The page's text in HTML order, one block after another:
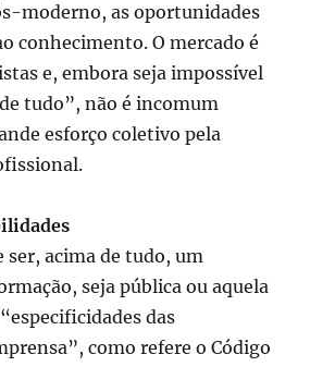
moderno, as oportunidades
conhecimento. O mercado é
e, embora seja impossível
tudo”, não é incomum
esforço coletivo pela
ser, acima de tudo, um
seja pública ou aquela
das
como refere o Código